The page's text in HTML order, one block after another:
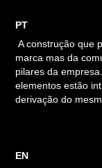
PT
A construção que
marca mas da
pilares da
elementos estão
derivação do
EN